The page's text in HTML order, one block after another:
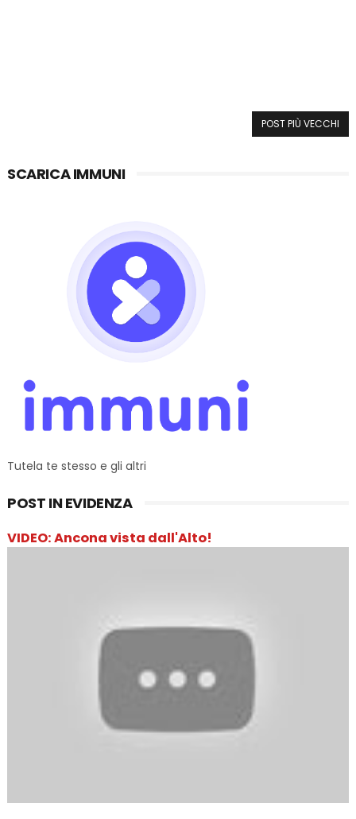
POST PIÙ VECCHI
SCARICA IMMUNI
Tutela te stesso e gli altri
POST IN EVIDENZA
VIDEO: Ancona vista dall'Alto!